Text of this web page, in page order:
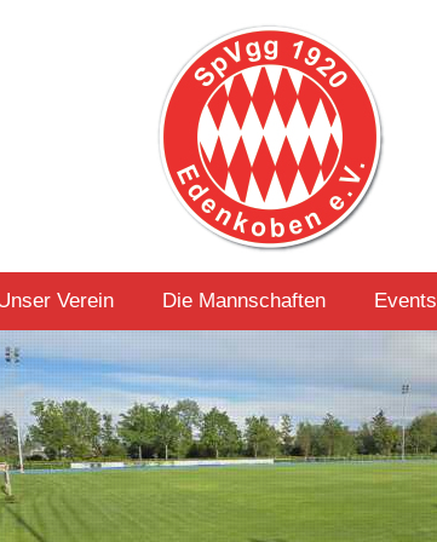
Verein Die Mannschaften Events